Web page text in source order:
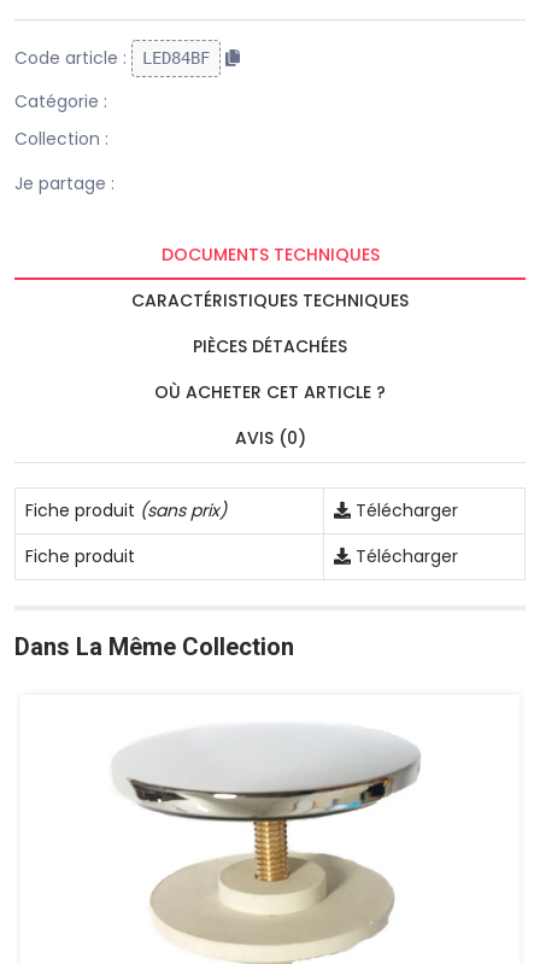
Code article : LED84BF
Catégorie :
Collection :
Je partage :
DOCUMENTS TECHNIQUES
CARACTÉRISTIQUES TECHNIQUES
PIÈCES DÉTACHÉES
OÙ ACHETER CET ARTICLE ?
AVIS (0)
Fiche produit (sans prix)
Télécharger
Fiche produit
Télécharger
Dans La Même Collection